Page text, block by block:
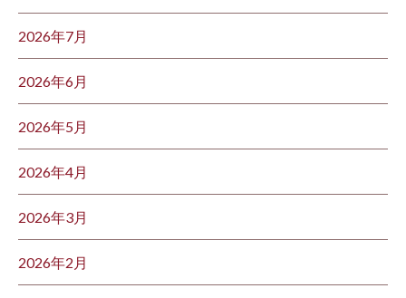
2026年7月
2026年6月
2026年5月
2026年4月
2026年3月
2026年2月